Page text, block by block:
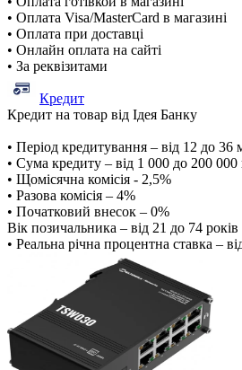
• Оплата Visa/MasterCard в магазині
• Оплата при доставці
• Онлайн оплата на сайті
• За реквізитами
Кредит
Кредит на товар від Ідея Банку
• Період кредитування – від 12 до 36
• Сума кредиту – від 1 000 до 200 000
• Щомісячна комісія - 2,5%
• Разова комісія – 4%
• Початковий внесок – 0%
Вік позичальника – від 21 до 74 років
• Реальна річна процентна ставка –